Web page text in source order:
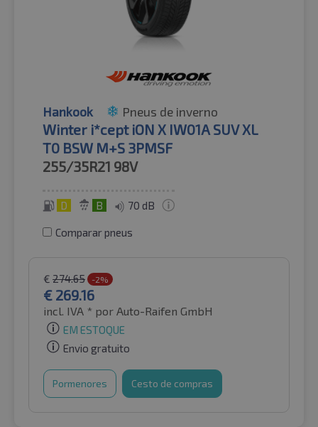
Hankook Pneus de inverno
Winter i*cept iON X IW01A SUV XL
T0 BSW M+S 3PMSF
255/35R21 98V
D B 70 dB
Comparar pneus
€ 274.65 -2%
€ 269.16
incl. IVA * por Auto-Raifen GmbH
EM ESTOQUE
Envio gratuito
Pormenores Cesto de compras